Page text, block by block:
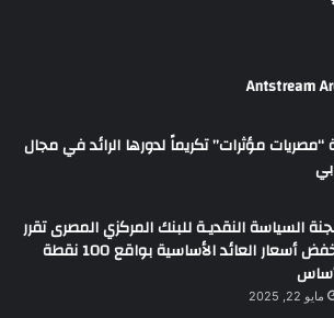
“مصريات مؤثرات” تكريماً لدورها الرائد في مجال
السياسة النقديـة للبنك المركزي المصرى تقرر
خفض أسعار العائد الأساسية بواقع 100 نقطة
مايو 22, 2025